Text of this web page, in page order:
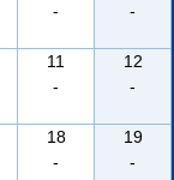
-
-
11
-
12
-
18
-
19
-